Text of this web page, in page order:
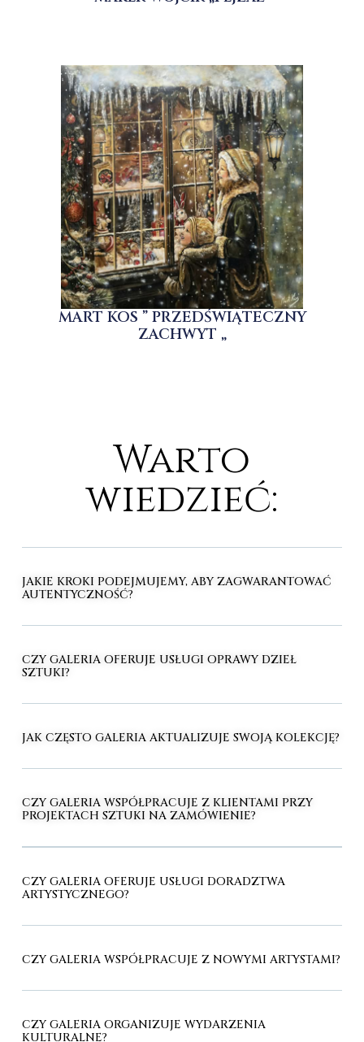
MART KOS ” PRZEDŚWIĄTECZNY
ZACHWYT „
Warto
wiedzieć:
JAKIE KROKI PODEJMUJEMY, ABY ZAGWARANTOWAĆ
AUTENTYCZNOŚĆ?
CZY GALERIA OFERUJE USŁUGI OPRAWY DZIEŁ
SZTUKI?
JAK CZĘSTO GALERIA AKTUALIZUJE SWOJĄ KOLEKCJĘ?
CZY GALERIA WSPÓŁPRACUJE Z KLIENTAMI PRZY
PROJEKTACH SZTUKI NA ZAMÓWIENIE?
CZY GALERIA OFERUJE USŁUGI DORADZTWA
ARTYSTYCZNEGO?
CZY GALERIA WSPÓŁPRACUJE Z NOWYMI ARTYSTAMI?
CZY GALERIA ORGANIZUJE WYDARZENIA
KULTURALNE?